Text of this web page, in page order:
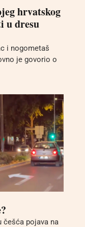
hrvatskog
u dresu
i nogometaš
je govorio o
pojava na